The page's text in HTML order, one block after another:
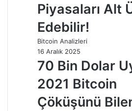
Piyasaları Alt
Edebilir!
Bitcoin Analizleri
16 Aralık 2025
70 Bin Dolar
2021 Bitcoin
Çöküşünü